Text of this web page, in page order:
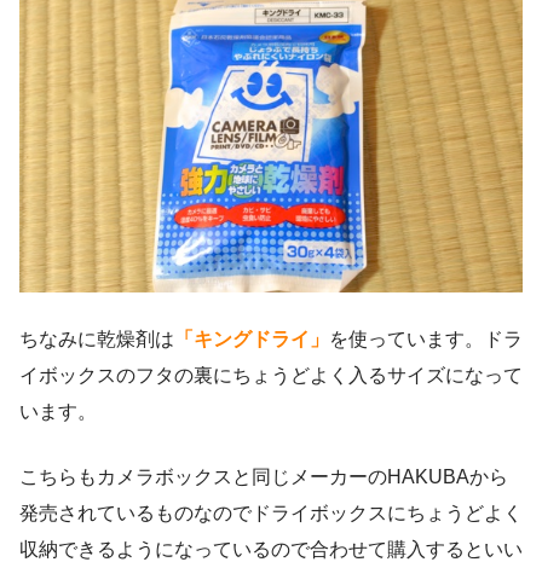
ちなみに乾燥剤は 「キングドライ」 を使っています。ドラ
イボックスのフタの裏にちょうどよく入るサイズになって
います。
こちらもカメラボックスと同じメーカーのHAKUBAから
発売されているものなのでドライボックスにちょうどよく
収納できるようになっているので合わせて購入するといい